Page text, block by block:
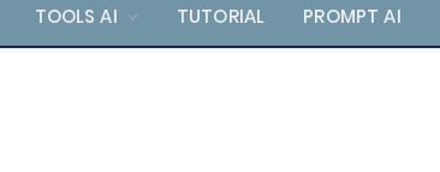
TOOLS AI TUTORIAL PROMPT AI